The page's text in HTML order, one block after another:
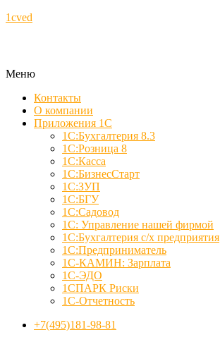
1cved
Меню
Контакты
О компании
Приложения 1С
1С:Бухгалтерия 8.3
1С:Розница 8
1С:Касса
1С:БизнесСтарт
1С:ЗУП
1С:БГУ
1С:Садовод
1С: Управление нашей фирмой
1С:Бухгалтерия с/х предприятия
1С:Предприниматель
1С-КАМИН: Зарплата
1С-ЭДО
1СПАРК Риски
1С-Отчетность
+7(495)181-98-81